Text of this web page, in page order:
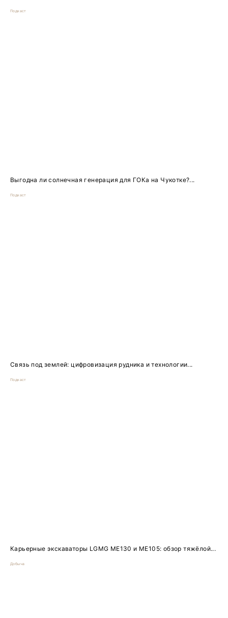
Подкаст
Выгодна ли солнечная генерация для ГОКа на Чукотке?...
Подкаст
Связь под землей: цифровизация рудника и технологии...
Подкаст
Карьерные экскаваторы LGMG ME130 и ME105: обзор тяжёлой...
Добыча